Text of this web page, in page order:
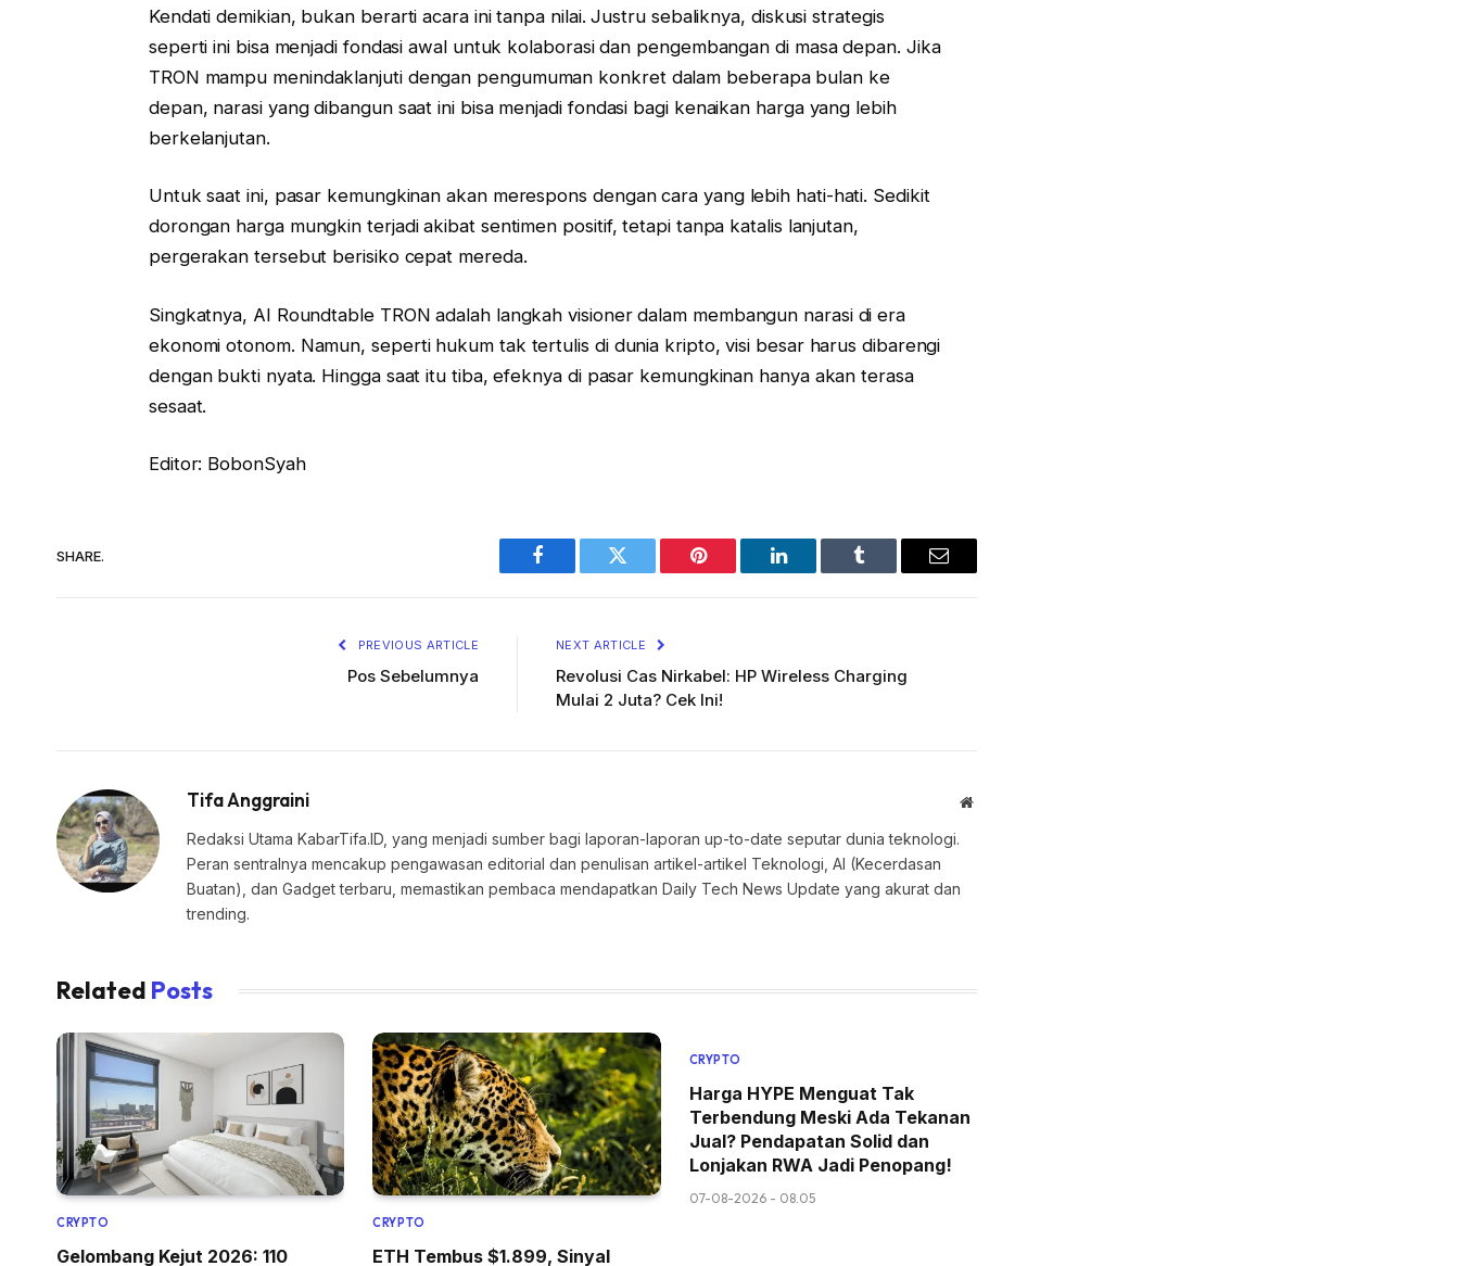
Kendati demikian, bukan berarti acara ini tanpa nilai. Justru sebaliknya, diskusi strategis
seperti ini bisa menjadi fondasi awal untuk kolaborasi dan pengembangan di masa depan. Jika
TRON mampu menindaklanjuti dengan pengumuman konkret dalam beberapa bulan ke
depan, narasi yang dibangun saat ini bisa menjadi fondasi bagi kenaikan harga yang lebih
berkelanjutan.
Untuk saat ini, pasar kemungkinan akan merespons dengan cara yang lebih hati-hati. Sedikit
dorongan harga mungkin terjadi akibat sentimen positif, tetapi tanpa katalis lanjutan,
pergerakan tersebut berisiko cepat mereda.
Singkatnya, AI Roundtable TRON adalah langkah visioner dalam membangun narasi di era
ekonomi otonom. Namun, seperti hukum tak tertulis di dunia kripto, visi besar harus dibarengi
dengan bukti nyata. Hingga saat itu tiba, efeknya di pasar kemungkinan hanya akan terasa
sesaat.
Editor: BobonSyah
SHARE.
Facebook Twitter Pinterest LinkedIn Tumblr Email
PREVIOUS ARTICLE
Pos Sebelumnya
NEXT ARTICLE
Revolusi Cas Nirkabel: HP Wireless Charging
Mulai 2 Juta? Cek Ini!
Tifa Anggraini Website
Redaksi Utama KabarTifa.ID, yang menjadi sumber bagi laporan-laporan up-to-date seputar dunia teknologi.
Peran sentralnya mencakup pengawasan editorial dan penulisan artikel-artikel Teknologi, AI (Kecerdasan
Buatan), dan Gadget terbaru, memastikan pembaca mendapatkan Daily Tech News Update yang akurat dan
trending.
Related Posts
CRYPTO
Gelombang Kejut 2026: 110
CRYPTO
ETH Tembus $1.899, Sinyal
CRYPTO
Harga HYPE Menguat Tak
Terbendung Meski Ada Tekanan
Jual? Pendapatan Solid dan
Lonjakan RWA Jadi Penopang!
07-08-2026 - 08.05